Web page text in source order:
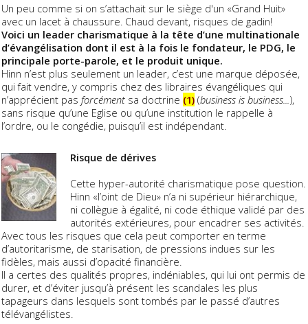
Un peu comme si on s’attachait sur le siège d'un «Grand Huit»
avec un lacet à chaussure. Chaud devant, risques de gadin!
Voici un leader charismatique à la tête d’une multinationale
d’évangélisation dont il est à la fois le fondateur, le PDG, le
principale porte-parole, et le produit unique.
Hinn n’est plus seulement un leader, c’est une marque déposée,
qui fait vendre, y compris chez des libraires évangéliques qui
n’apprécient pas forcément sa doctrine (1) (business is business... ),
sans risque qu’une Eglise ou qu’une institution le rappelle à
l’ordre, ou le congédie, puisqu’il est indépendant.
Risque de dérives
Cette hyper-autorité charismatique pose question.
Hinn «l’oint de Dieu» n’a ni supérieur hiérarchique,
ni collègue à égalité, ni code éthique validé par des
autorités extérieures, pour encadrer ses activités.
Avec tous les risques que cela peut comporter en terme
d’autoritarisme, de starisation, de pressions indues sur les
fidèles, mais aussi d’opacité financière.
Il a certes des qualités propres, indéniables, qui lui ont permis de
durer, et d’éviter jusqu’à présent les scandales les plus
tapageurs dans lesquels sont tombés par le passé d’autres
télévangélistes.